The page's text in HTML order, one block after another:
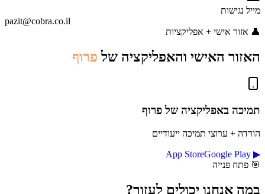
מייל נגישות
pazit@cobra.co.il
👤 אזור אישי + אפליקציות
האזור האישי והאפליקציה של פרוף
תמיכה באפליקציה של פרוף
הורדה + ערוצי תמיכה ייעודיים
▶
Google Play
App Store
🎯 פתח פנייה
במה אנחנו יכולים לעזור?